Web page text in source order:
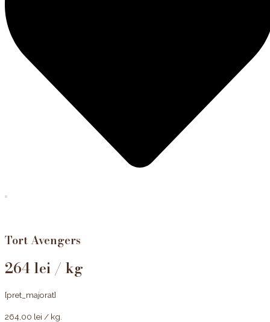
Tort Avengers
264 lei / kg
[pret_majorat]
264,00 lei / kg.